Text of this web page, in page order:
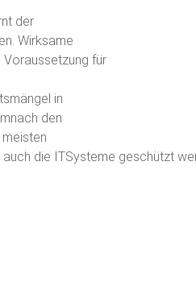
der
Wirksame
Voraussetzung für
in
den
die ITSysteme geschützt